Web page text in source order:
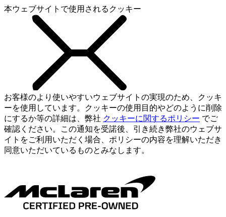
本ウェブサイトで使用されるクッキー
お客様のより使いやすいウェブサイトの実現のため、クッキ
ーを使用しています。クッキーの使用目的やどのように削除
にするか等の詳細は、弊社 クッキーに関するポリシー でご
確認ください。この通知を受諾後、引き続き弊社のウェブサ
イトをご利用いただく場合、ポリシーの内容を理解いただき
同意いただいているものとみなします。